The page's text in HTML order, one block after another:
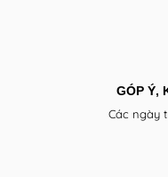
GÓP Ý,
Các ngày